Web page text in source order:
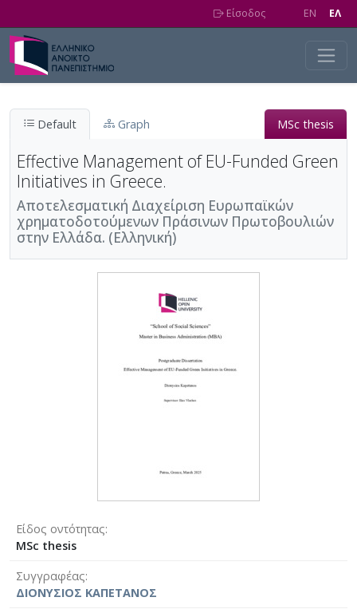
Είσοδος EN EΛ
Default Graph MSc thesis
Effective Management of EU-Funded Green
Initiatives in Greece.
Αποτελεσματική Διαχείριση Ευρωπαϊκών
χρηματοδοτούμενων Πράσινων Πρωτοβουλιών
στην Ελλάδα. (Ελληνική)
Είδος οντότητας
MSc thesis
Συγγραφέας
ΔΙΟΝΥΣΙΟΣ ΚΑΠΕΤΑΝΟΣ